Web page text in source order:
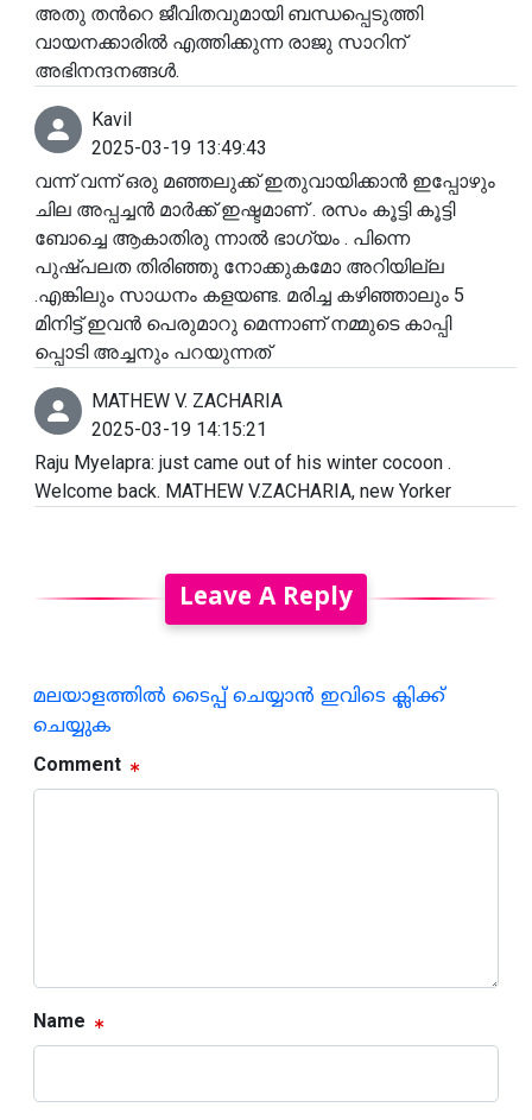
അതു തൻറെ ജീവിതവുമായി ബന്ധപ്പെടുത്തി
വായനക്കാരിൽ എത്തിക്കുന്ന രാജു സാറിന്
അഭിനന്ദനങ്ങൾ.
Kavil
2025-03-19 13:49:43
വന്ന് വന്ന് ഒരു മഞ്ഞലുക്ക് ഇതുവായിക്കാൻ ഇപ്പോഴും
ചില അപ്പച്ചൻ മാർക്ക് ഇഷ്ടമാണ് . രസം കൂട്ടി കൂട്ടി
ബോച്ചെ ആകാതിരു ന്നാൽ ഭാഗ്യം . പിന്നെ
പുഷ്പലത തിരിഞ്ഞു നോക്കുകമോ അറിയില്ല
.എങ്കിലും സാധനം കളയണ്ട. മരിച്ച കഴിഞ്ഞാലും 5
മിനിട്ട് ഇവൻ പെരുമാറു മെന്നാണ് നമ്മുടെ കാപ്പി
പ്പൊടി അച്ചനും പറയുന്നത്
MATHEW V. ZACHARIA
2025-03-19 14:15:21
Raju Myelapra: just came out of his winter cocoon .
Welcome back. MATHEW V.ZACHARIA, new Yorker
Leave A Reply
മലയാളത്തില്‍ ടൈപ്പ് ചെയ്യാന്‍ ഇവിടെ ക്ലിക്ക്
ചെയ്യുക
Comment
Name